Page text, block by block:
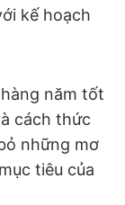
kế hoạch
năm tốt
cách thức
những mơ
tiêu của